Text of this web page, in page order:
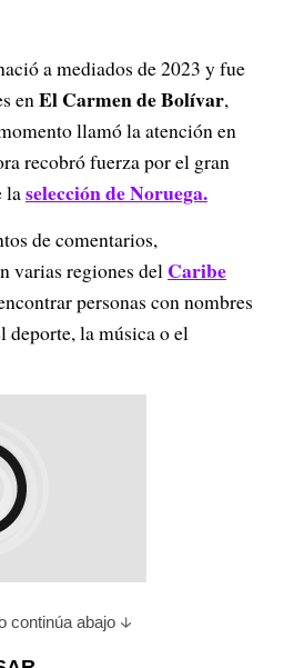
a mediados de 2023 y fue
enEl Carmen de Bolívar,
llamó la atención en
recobró fuerza por el gran
laselección de Noruega.
de comentarios,
varias regiones del Caribe
personas con nombres
deporte, la música o el
continúa abajo